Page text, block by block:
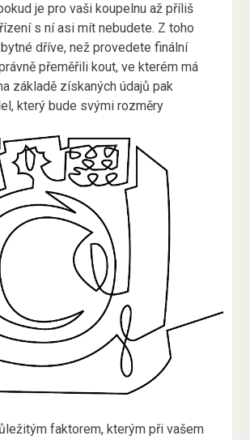
je pro vaši koupelnu až příliš
s ní asi mít nebudete. Z toho
dříve, než provedete finální
přeměřili kout, ve kterém má
základě získaných údajů pak
který bude svými rozměry
faktorem, kterým při vašem